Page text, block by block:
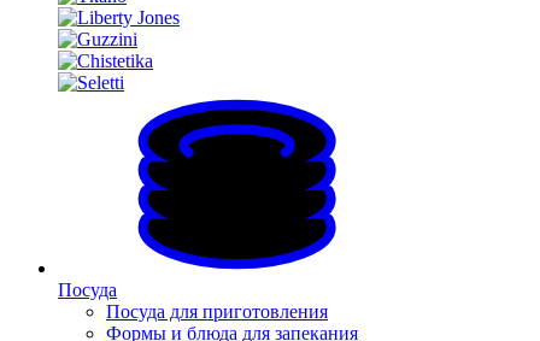
Посуда
Посуда для приготовления
Формы и блюда для запекания